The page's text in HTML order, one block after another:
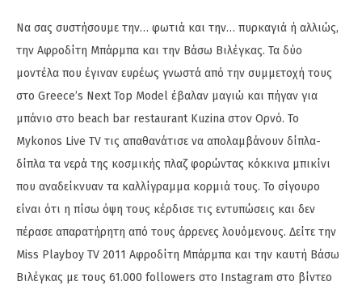
Να σας συστήσουμε την… φωτιά και την… πυρκαγιά ή αλλιώς,
την Αφροδίτη Μπάρμπα και την Βάσω Βιλέγκας. Τα δύο
μοντέλα που έγιναν ευρέως γνωστά από την συμμετοχή τους
στο Greece’s Next Top Model έβαλαν μαγιώ και πήγαν για
μπάνιο στο beach bar restaurant Kuzina στον Ορνό. Το
Mykonos Live TV τις απαθανάτισε να απολαμβάνουν δίπλα-
δίπλα τα νερά της κοσμικής πλαζ φορώντας κόκκινα μπικίνι
που αναδείκνυαν τα καλλίγραμμα κορμιά τους. Το σίγουρο
είναι ότι η πίσω όψη τους κέρδισε τις εντυπώσεις και δεν
πέρασε απαρατήρητη από τους άρρενες λουόμενους. Δείτε την
Miss Playboy TV 2011 Αφροδίτη Μπάρμπα και την καυτή Βάσω
Βιλέγκας με τους 61.000 followers στο Instagram στο βίντεο